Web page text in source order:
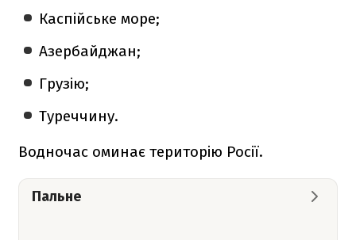
Каспійське море;
Азербайджан;
Грузію;
Туреччину.
Водночас оминає територію Росії.
Пальне